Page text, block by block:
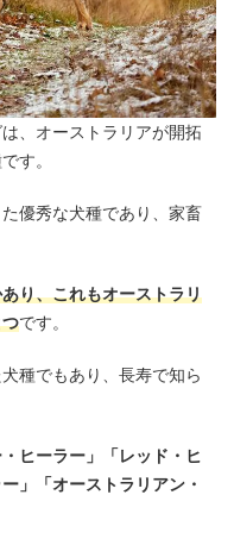
、オーストラリアが開拓
す。
優秀な犬種であり、家畜
り、これもオーストラリ
です。
種でもあり、長寿で知ら
ヒーラー」「レッド・ヒ
」「オーストラリアン・